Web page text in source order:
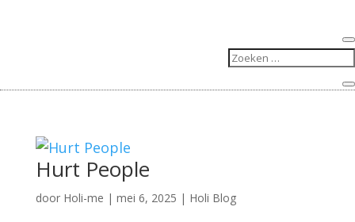
Hurt People
door Holi-me | mei 6, 2025 | Holi Blog